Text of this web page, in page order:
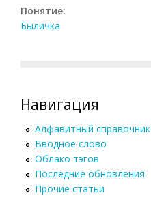
Понятие:
Быличка
Навигация
Алфавитный справочник
Вводное слово
Облако тэгов
Последние обновления
Прочие статьи